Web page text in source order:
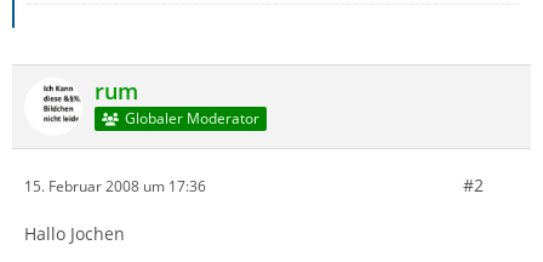
rum
Globaler Moderator
15. Februar 2008 um 17:36 #2
Hallo Jochen